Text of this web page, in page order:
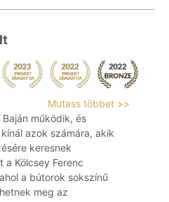
Mutass többet >>
működik, és
azok számára, akik
keresnek
a Kölcsey Ferenc
a bútorok sokszínű
meg az